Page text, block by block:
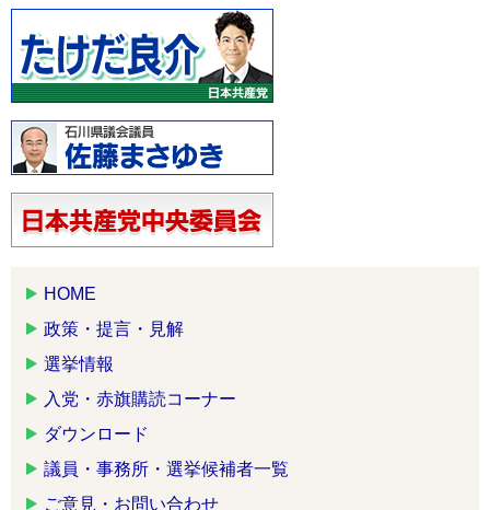
HOME
政策・提言・見解
選挙情報
入党・赤旗購読コーナー
ダウンロード
議員・事務所・選挙候補者一覧
ご意見・お問い合わせ